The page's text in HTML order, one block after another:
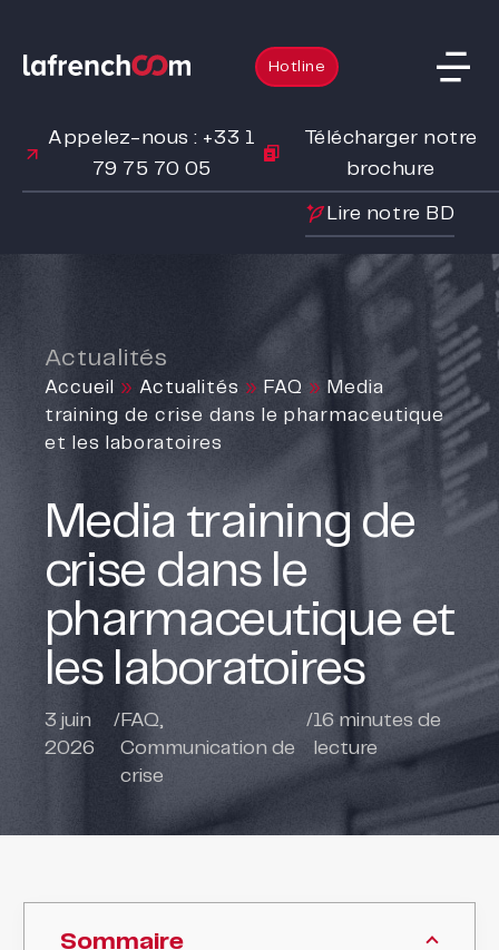
Hotline
Appelez-nous : +33 1
79 75 70 05
Télécharger notre
brochure
Lire notre BD
Actualités
Accueil » Actualités » FAQ » Media
training de crise dans le pharmaceutique
et les laboratoires
Media training de
crise dans le
pharmaceutique et
les laboratoires
3 juin
2026
/FAQ,
Communication de
crise
/16 minutes de
lecture
Sommaire